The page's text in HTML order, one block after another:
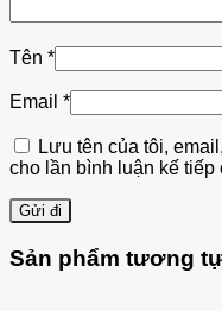
Tên *
Email *
Lưu tên của tôi,
cho lần bình luận kế tiếp
Sản phẩm tương